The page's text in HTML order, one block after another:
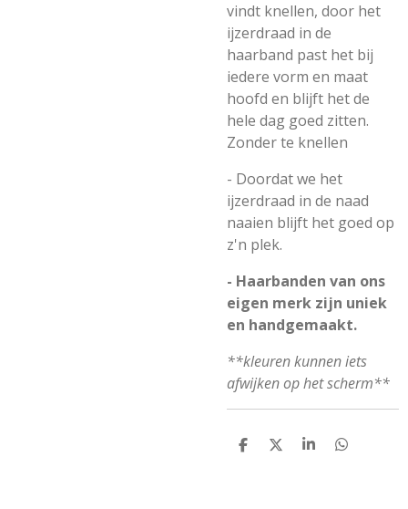
vindt knellen, door het
ijzerdraad in de
haarband past het bij
iedere vorm en maat
hoofd en blijft het de
hele dag goed zitten.
Zonder te knellen
- Doordat we het
ijzerdraad in de naad
naaien blijft het goed op
z'n plek.
- Haarbanden van ons
eigen merk zijn uniek
en handgemaakt.
**kleuren kunnen iets
afwijken op het scherm**
D
D
S
D